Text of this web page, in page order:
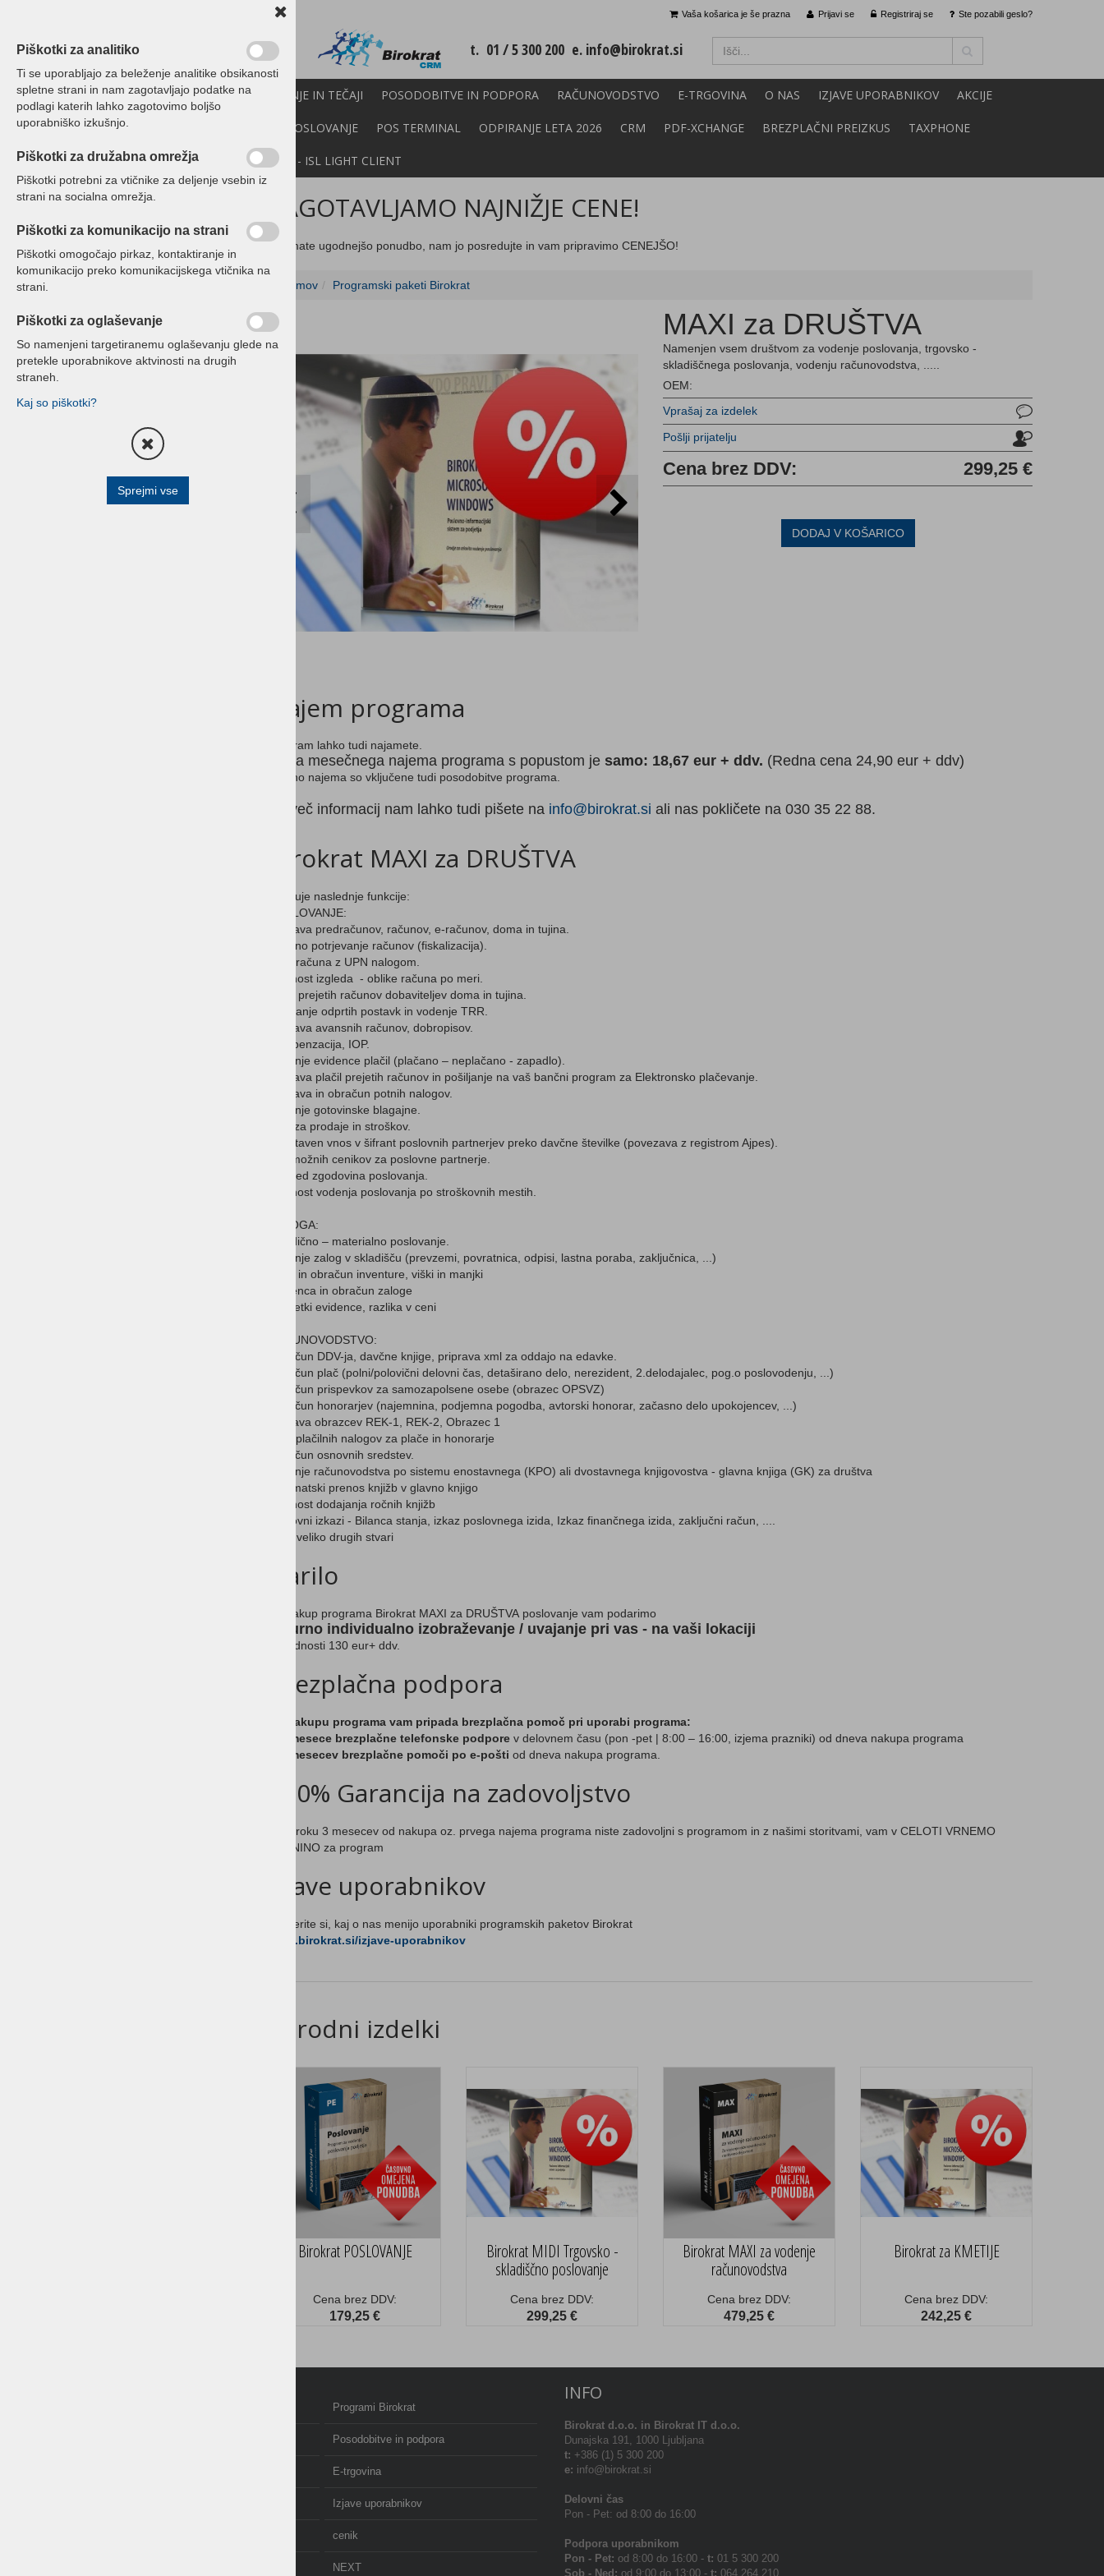
Prijavi se Registriraj se Ste pozabili geslo?
Vaša košarica je še prazna
t. 01 / 5 300 200 e. info@birokrat.si
PROGRAMI BIROKRAT IZOBRAŽEVANJE IN TEČAJI POSODOBITVE IN PODPORA RAČUNOVODSTVO E-TRGOVINA O NAS IZJAVE UPORABNIKOV AKCIJE
CENIK E-POSLOVANJE POS TERMINAL ODPIRANJE LETA 2026 CRM PDF-XCHANGE BREZPLAČNI PREIZKUS TAXPHONE
DEMO VERZIJE POMOČ NA DALJAVO - ISL LIGHT CLIENT
Programski paketi Birokrat
POS - Davčna blagajna
Tiskalniki - POS
blaga in inventuro
Blagajniški predali
All in one - POS Sistemi
ZAGOTAVLJAMO NAJNIŽJE CENE!
Če imate ugodnejšo ponudbo, nam jo posredujte in vam pripravimo CENEJŠO!
Domov Programski paketi Birokrat
MAXI za DRUŠTVA
Namenjen vsem društvom za vodenje poslovanja, trgovsko -
skladiščnega poslovanja, vodenju računovodstva, .....
OEM:
Vprašaj za izdelek
Pošlji prijatelju
Cena brez DDV: 299,25 €
DODAJ V KOŠARICO
Najem programa
Program lahko tudi najamete.
Cena mesečnega najema programa s popustom je samo: 18,67 eur + ddv. (Redna cena 24,90 eur + ddv)
V ceno najema so vključene tudi posodobitve programa.
Za več informacij nam lahko tudi pišete na info@birokrat.si ali nas pokličete na 030 35 22 88.
Birokrat MAXI za DRUŠTVA
Vsebuje naslednje funkcije:
POSLOVANJE:
Izdelava predračunov, računov, e-računov, doma in tujina.
Davčno potrjevanje računov (fiskalizacija).
Izpis računa z UPN nalogom.
Možnost izgleda - oblike računa po meri.
Vnos prejetih računov dobaviteljev doma in tujina.
Zapiranje odprtih postavk in vodenje TRR.
Izdelava avansnih računov, dobropisov.
Kompenzacija, IOP.
Vodenje evidence plačil (plačano – neplačano - zapadlo).
Priprava plačil prejetih računov in pošiljanje na vaš bančni program za Elektronsko plačevanje.
Izdelava in obračun potnih nalogov.
Vodenje gotovinske blagajne.
Analiza prodaje in stroškov.
Enostaven vnos v šifrant poslovnih partnerjev preko davčne številke (povezava z registrom Ajpes).
Več možnih cenikov za poslovne partnerje.
Pregled zgodovina poslovanja.
Možnost vodenja poslovanja po stroškovnih mestih.
ZALOGA:
Skladično – materialno poslovanje.
Vodenje zalog v skladišču (prevzemi, povratnica, odpisi, lastna poraba, zaključnica, ...)
Vnos in obračun inventure, viški in manjki
Evidenca in obračun zaloge
Povzetki evidence, razlika v ceni
RAČUNOVODSTVO:
Obračun DDV-ja, davčne knjige, priprava xml za oddajo na edavke.
Obračun plač (polni/polovični delovni čas, detaširano delo, nerezident, 2.delodajalec, pog.o poslovodenju, ...)
Obračun prispevkov za samozapolsene osebe (obrazec OPSVZ)
Obračun honorarjev (najemnina, podjemna pogodba, avtorski honorar, začasno delo upokojencev, ...)
izdelava obrazcev REK-1, REK-2, Obrazec 1
Izpis plačilnih nalogov za plače in honorarje
Obračun osnovnih sredstev.
Vodenje računovodstva po sistemu enostavnega (KPO) ali dvostavnega knjigovostva - glavna knjiga (GK) za društva
Avtomatski prenos knjižb v glavno knjigo
Možnost dodajanja ročnih knjižb
Poslovni izkazi - Bilanca stanja, izkaz poslovnega izida, Izkaz finančnega izida, zaključni račun, ....
in še veliko drugih stvari
Darilo
Za nakup programa Birokrat MAXI za DRUŠTVA poslovanje vam podarimo
3 - urno individualno izobraževanje / uvajanje pri vas - na vaši lokaciji
v vrednosti 130 eur+ ddv.
Brezplačna podpora
Pri nakupu programa vam pripada brezplačna pomoč pri uporabi programa:
3 mesece brezplačne telefonske podpore v delovnem času (pon -pet | 8:00 – 16:00, izjema prazniki) od dneva nakupa programa
6 mesecev brezplačne pomoči po e-pošti od dneva nakupa programa.
100% Garancija na zadovoljstvo
Če v roku 3 mesecev od nakupa oz. prvega najema programa niste zadovoljni s programom in z našimi storitvami, vam v CELOTI VRNEMO
KUPNINO za program
Izjave uporabnikov
Preberite si, kaj o nas menijo uporabniki programskih paketov Birokrat
www.birokrat.si/izjave-uporabnikov
Sorodni izdelki
Birokrat POSLOVANJE
Cena brez DDV:
179,25 €
Birokrat MIDI Trgovsko -
skladiščno poslovanje
Cena brez DDV:
299,25 €
Birokrat MAXI za vodenje
računovodstva
Cena brez DDV:
479,25 €
Birokrat za KMETIJE
Cena brez DDV:
242,25 €
Programi Birokrat
Posodobitve in podpora
E-trgovina
Izjave uporabnikov
cenik
NEXT
INFO
Birokrat d.o.o. in Birokrat IT d.o.o.
Dunajska 191, 1000 Ljubljana
t: +386 (1) 5 300 200
e: info@birokrat.si
Delovni čas
Pon - Pet: od 8:00 do 16:00
Podpora uporabnikom
Pon - Pet: od 8:00 do 16:00 - t: 01 5 300 200
Sob - Ned: od 9:00 do 13:00 - t: 064 264 210
Piškotki za analitiko
Ti se uporabljajo za beleženje analitike obsikanosti
spletne strani in nam zagotavljajo podatke na
podlagi katerih lahko zagotovimo boljšo
uporabniško izkušnjo.
Piškotki za družabna omrežja
Piškotki potrebni za vtičnike za deljenje vsebin iz
strani na socialna omrežja.
Piškotki za komunikacijo na strani
Piškotki omogočajo pirkaz, kontaktiranje in
komunikacijo preko komunikacijskega vtičnika na
strani.
Piškotki za oglaševanje
So namenjeni targetiranemu oglaševanju glede na
pretekle uporabnikove aktvinosti na drugih
straneh.
Kaj so piškotki?
Sprejmi vse